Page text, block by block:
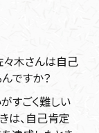
木さんは自己
ですか？
すごく難しい
は、自己肯定